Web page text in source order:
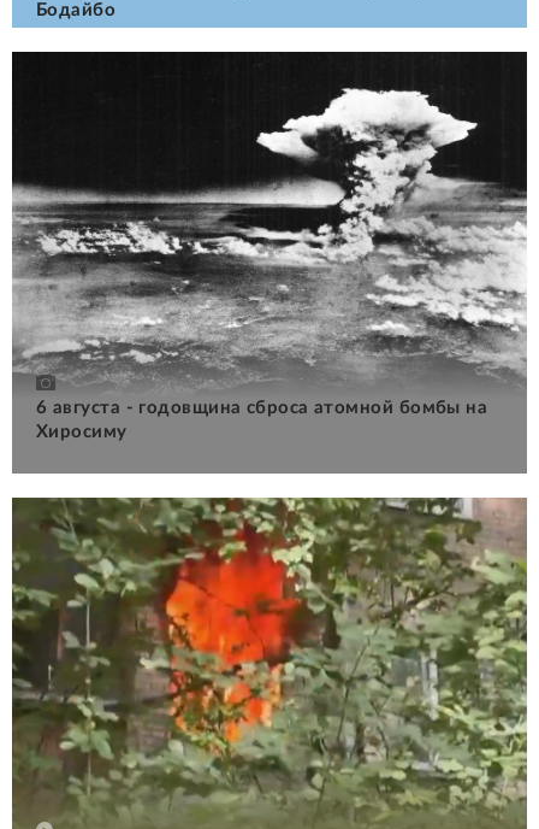
Бодайбо
6 августа - годовщина сброса атомной бомбы на
Хиросиму